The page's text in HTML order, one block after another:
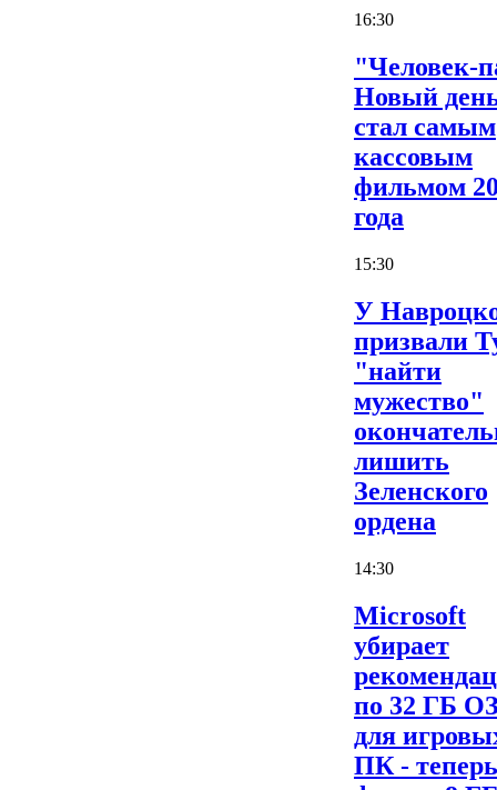
16:30
"Человек-
Новый
стал самым
кассовым
фильмом
года
15:30
У
призвали
"найти
мужество"
лишить
Зеленского
ордена
14:30
Microsoft
убирает
по 32 ГБ
для
ПК -